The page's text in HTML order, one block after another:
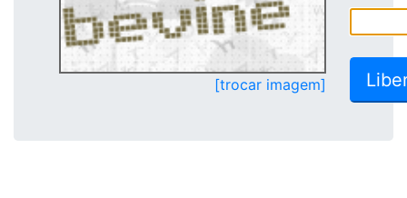
[trocar imagem]